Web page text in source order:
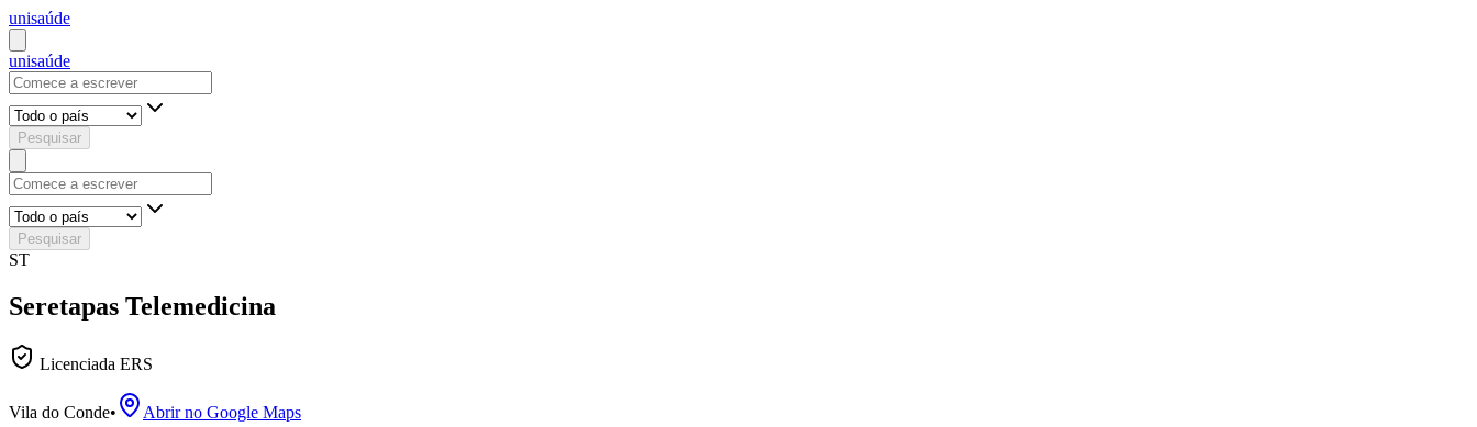
unisaúde
unisaúde
Pesquisar
Pesquisar
ST
Seretapas Telemedicina
Licenciada ERS
Vila do Conde• Abrir no Google Maps